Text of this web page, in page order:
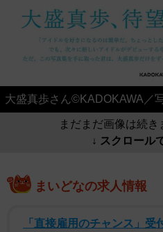
大盛真歩さん©KADOKAWA／
まだまだ画像は続き
↓ スクロール
まいどなの求人情報
「直接雇用のチャンス」